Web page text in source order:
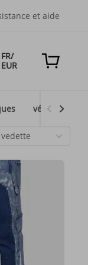
et aide
FR/
EUR
vélos
vedette